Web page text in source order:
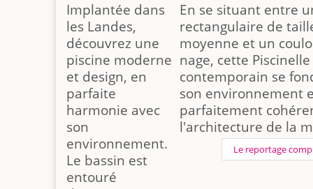
Implantée dans
les Landes,
découvrez une
piscine moderne
et design, en
parfaite
harmonie avec
son
environnement.
Le bassin est
entouré
En se situant entre
rectangulaire de
moyenne et un
nage, cette
contemporain se
son environnement
parfaitement
l'architecture de la
Le reportage